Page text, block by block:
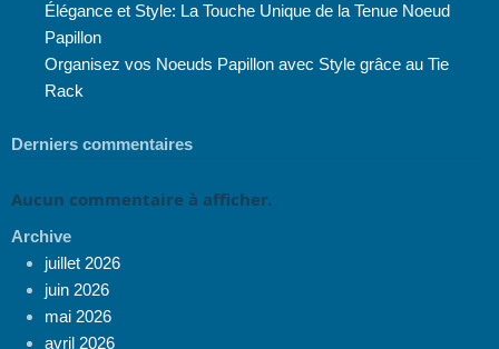
Élégance et Style: La Touche Unique de la Tenue Noeud
Papillon
Organisez vos Noeuds Papillon avec Style grâce au Tie
Rack
Derniers commentaires
Aucun commentaire à afficher.
Archive
juillet 2026
juin 2026
mai 2026
avril 2026